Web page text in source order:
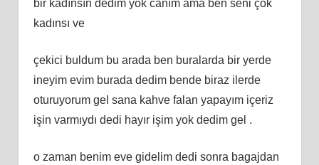
bir kadınsın dedim yok canım ama ben seni çok
kadınsı ve
çekici buldum bu arada ben buralarda bir yerde
ineyim evim burada dedim bende biraz ilerde
oturuyorum gel sana kahve falan yapayım içeriz
işin varmıydı dedi hayır işim yok dedim gel .
o zaman benim eve gidelim dedi sonra bagajdan